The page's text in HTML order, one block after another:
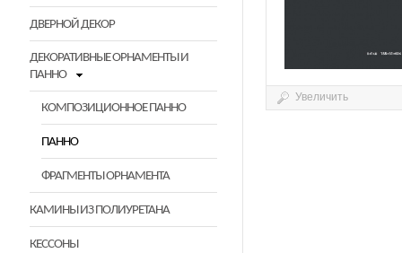
ДВЕРНОЙ ДЕКОР
ДЕКОРАТИВНЫЕ ОРНАМЕНТЫ И
ПАННО
КОМПОЗИЦИОННОЕ ПАННО
ПАННО
ФРАГМЕНТЫ ОРНАМЕНТА
КАМИНЫ ИЗ ПОЛИУРЕТАНА
КЕССОНЫ
Увеличить